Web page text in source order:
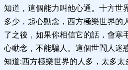
知道，這個能力叫他心通。十方世
多少，起心動念，西方極樂世界的
了之後，如果你相信它的話，會寒
心動念，不能騙人。這個世間人迷
知道;西方極樂世界的人多，太多太